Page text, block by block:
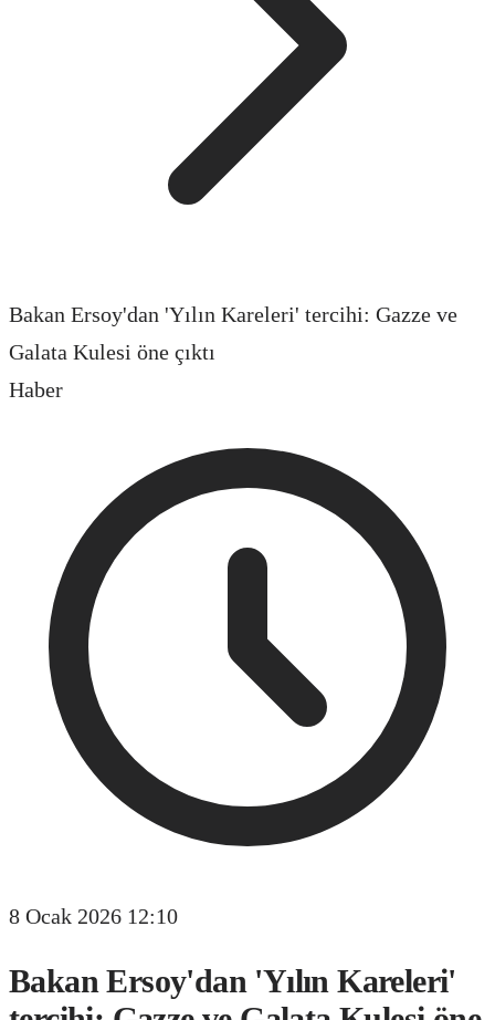
Bakan Ersoy'dan 'Yılın Kareleri' tercihi: Gazze ve
Galata Kulesi öne çıktı
Haber
8 Ocak 2026 12:10
Bakan Ersoy'dan 'Yılın Kareleri'